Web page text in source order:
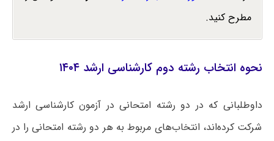
مطرح کنید.
نحوه انتخاب رشته دوم کارشناسی ارشد ۱۴۰۴
داوطلبانی که در دو رشته امتحانی در آزمون کارشناسی ارشد
شرکت کرده‌اند، انتخاب‌های مربوط به هر دو رشته امتحانی را در